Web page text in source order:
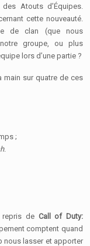
Atouts d’Équipes.
cette nouveauté.
de clan (que nous
groupe, ou plus
lors d’une partie ?
main sur quatre de ces
;
.
de Call of Duty:
comptent quand
nous lasser et apporter